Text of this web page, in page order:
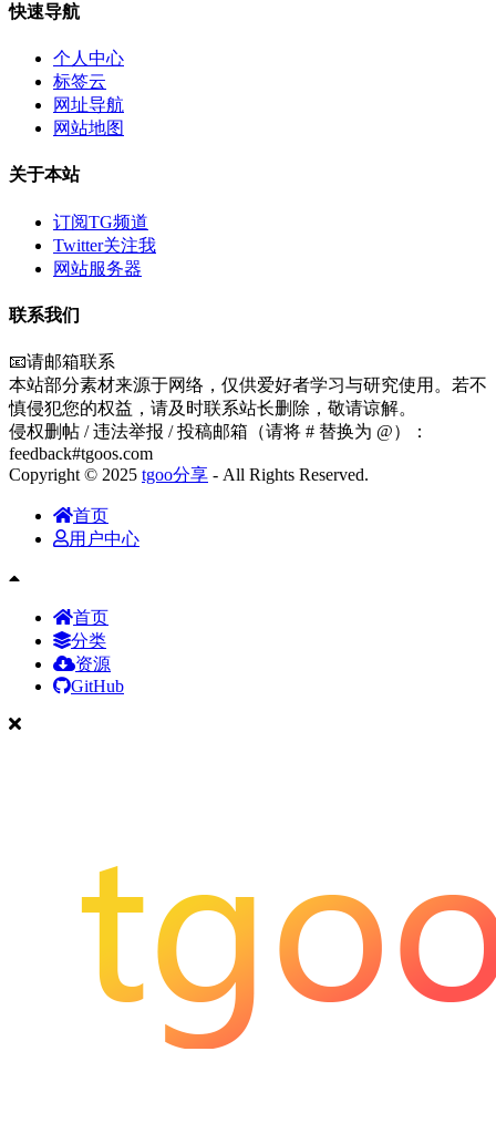
快速导航
个人中心
标签云
网址导航
网站地图
关于本站
订阅TG频道
Twitter关注我
网站服务器
联系我们
📧请邮箱联系
本站部分素材来源于网络，仅供爱好者学习与研究使用。若不
慎侵犯您的权益，请及时联系站长删除，敬请谅解。
侵权删帖 / 违法举报 / 投稿邮箱（请将 # 替换为 @）：
feedback#tgoos.com
Copyright © 2025 tgoo分享 - All Rights Reserved.
首页
用户中心
首页
分类
资源
GitHub